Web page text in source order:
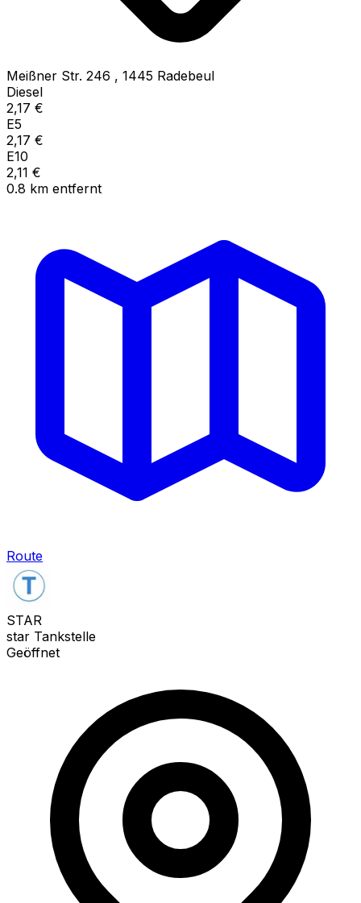
Meißner Str. 246 , 1445 Radebeul
Diesel
2,17 €
E5
2,17 €
E10
2,11 €
0.8 km entfernt
Route
STAR
star Tankstelle
Geöffnet